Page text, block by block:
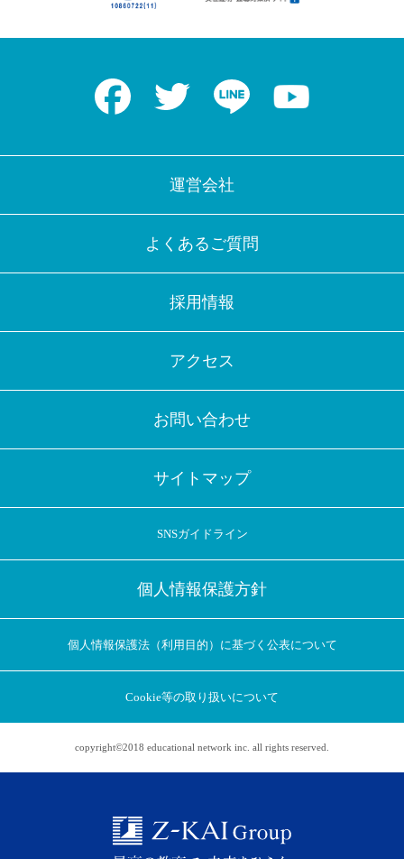
アプリに切り替えてみませんか
アプリ限定のコラムを配信中！
Facebook Twitter LINE
運営会社
よくあるご質問
採用情報
アクセス
お問い合わせ
サイトマップ
SNSガイドライン
個人情報保護方針
個人情報保護法（利用目的）に基づく公表について
Cookie等の取り扱いについて
copyright©2018 educational network inc. all rights reserved.